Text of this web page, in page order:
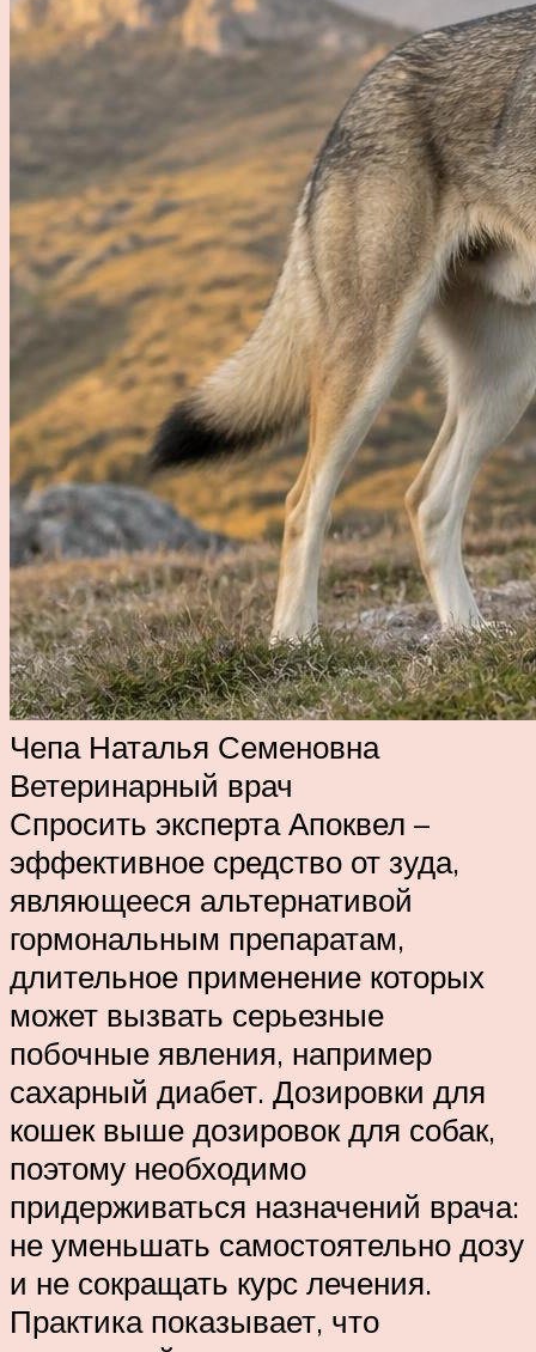
Чепа Наталья Семеновна
Ветеринарный врач
Спросить эксперта Апоквел –
эффективное средство от зуда,
являющееся альтернативой
гормональным препаратам,
длительное применение которых
может вызвать серьезные
побочные явления, например
сахарный диабет. Дозировки для
кошек выше дозировок для собак,
поэтому необходимо
придерживаться назначений врача:
не уменьшать самостоятельно дозу
и не сокращать курс лечения.
Практика показывает, что